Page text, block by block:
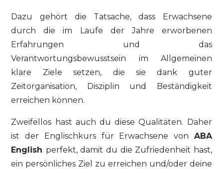
Dazu gehört die Tatsache, dass Erwachsene
durch die im Laufe der Jahre erworbenen
Erfahrungen und das
Verantwortungsbewusstsein im Allgemeinen
klare Ziele setzen, die sie dank guter
Zeitorganisation, Disziplin und Beständigkeit
erreichen können.
Zweifellos hast auch du diese Qualitäten. Daher
ist der Englischkurs für Erwachsene von ABA
English perfekt, damit du die Zufriedenheit hast,
ein persönliches Ziel zu erreichen und/oder deine